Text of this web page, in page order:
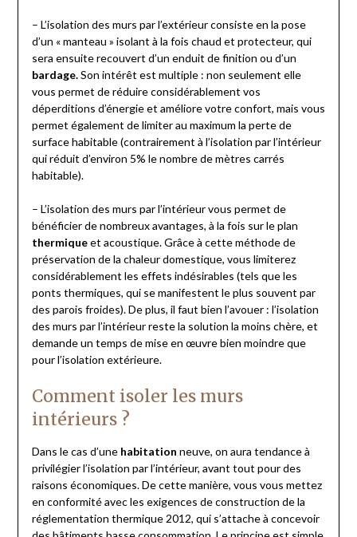
– L’isolation des murs par l’extérieur consiste en la pose
d’un « manteau » isolant à la fois chaud et protecteur, qui
sera ensuite recouvert d’un enduit de finition ou d’un
bardage.Son intérêt est multiple : non seulement elle
vous permet de réduire considérablement vos
déperditions d’énergie et améliore votre confort, mais vous
permet également de limiter au maximum la perte de
surface habitable (contrairement à l’isolation par l’intérieur
qui réduit d’environ 5% le nombre de mètres carrés
habitable).
– L’isolation des murs par l’intérieur vous permet de
bénéficier de nombreux avantages, à la fois sur le plan
thermiqueet acoustique. Grâce à cette méthode de
préservation de la chaleur domestique, vous limiterez
considérablement les effets indésirables (tels que les
ponts thermiques, qui se manifestent le plus souvent par
des parois froides). De plus, il faut bien l’avouer : l’isolation
des murs par l’intérieur reste la solution la moins chère, et
demande un temps de mise en œuvre bien moindre que
pour l’isolation extérieure.
Comment isoler les murs
intérieurs ?
Dans le cas d’une habitation neuve, on aura tendance à
privilégier l’isolation par l’intérieur, avant tout pour des
raisons économiques. De cette manière, vous vous mettez
en conformité avec les exigences de construction de la
réglementation thermique 2012, qui s’attache à concevoir